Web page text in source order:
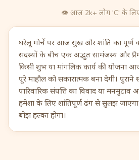
👁️ आज 2k+ लोग 'C' के
घरेलू मोर्चे पर आज सुख और शांति का पूर्ण
सदस्यों के बीच एक अद्भुत सामंजस्य और
किसी शुभ या मांगलिक कार्य की योजना
पूरे माहौल को सकारात्मक बना देगी।
पारिवारिक संपत्ति का विवाद या
हमेशा के लिए शांतिपूर्ण ढंग से सुलझ
बोझ हल्का होगा।